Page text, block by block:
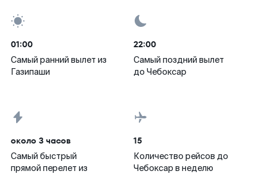
01:00
Самый ранний вылет из
Газипаши
22:00
Самый поздний вылет
до Чебоксар
около 3 часов
Самый быстрый
прямой перелет из
15
Количество рейсов до
Чебоксар в неделю